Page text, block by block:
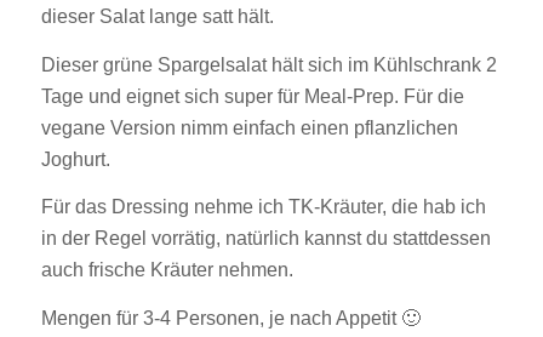
dieser Salat lange satt hält.
Dieser grüne Spargelsalat hält sich im Kühlschrank 2
Tage und eignet sich super für Meal-Prep. Für die
vegane Version nimm einfach einen pflanzlichen
Joghurt.
Für das Dressing nehme ich TK-Kräuter, die hab ich
in der Regel vorrätig, natürlich kannst du stattdessen
auch frische Kräuter nehmen.
Mengen für 3-4 Personen, je nach Appetit 🙂